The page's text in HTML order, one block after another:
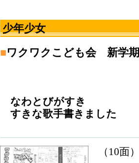
少年少女
■ワクワクこども会 新学
なわとびがすき
すきな歌手書きました
（10面